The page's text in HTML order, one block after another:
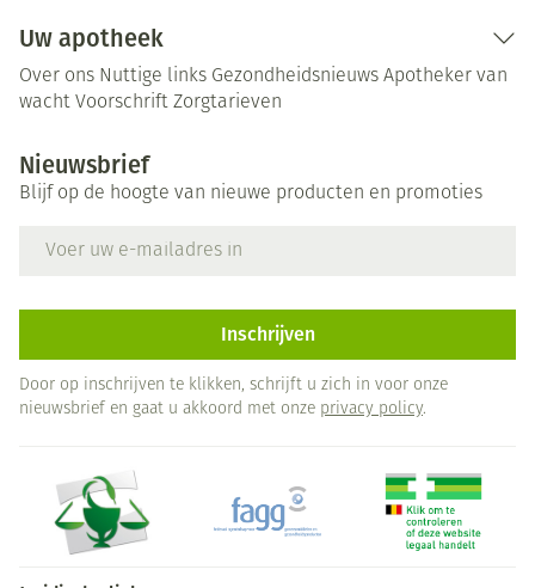
Uw apotheek
Over ons Nuttige links Gezondheidsnieuws Apotheker van
wacht Voorschrift Zorgtarieven
Nieuwsbrief
Blijf op de hoogte van nieuwe producten en promoties
Inschrijven
Door op inschrijven te klikken, schrijft u zich in voor onze
nieuwsbrief en gaat u akkoord met onze privacy policy.